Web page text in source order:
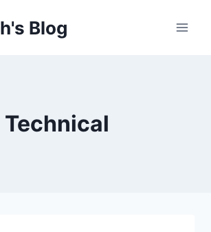
Blog
Technical